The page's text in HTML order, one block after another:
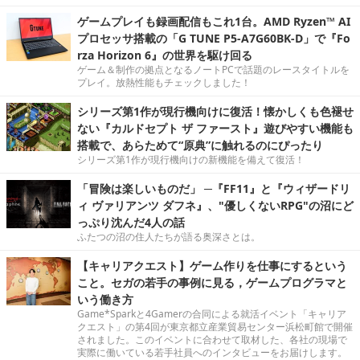
ゲームプレイも録画配信もこれ1台。AMD Ryzen™ AI
プロセッサ搭載の「G TUNE P5-A7G60BK-D」で『Fo
rza Horizon 6』の世界を駆け回る
ゲーム＆制作の拠点となるノートPCで話題のレースタイトルを
プレイ。放熱性能もチェックしました！
シリーズ第1作が現行機向けに復活！懐かしくも色褪せ
ない『カルドセプト ザ ファースト』遊びやすい機能も
搭載で、あらためて“原典”に触れるのにぴったり
シリーズ第1作が現行機向けの新機能を備えて復活！
「冒険は楽しいものだ」 ─『FF11』と『ウィザードリ
ィ ヴァリアンツ ダフネ』、"優しくないRPG"の沼にど
っぷり沈んだ4人の話
ふたつの沼の住人たちが語る奥深さとは。
【キャリアクエスト】ゲーム作りを仕事にするという
こと。セガの若手の事例に見る，ゲームプログラマと
いう働き方
Game*Sparkと4Gamerの合同による就活イベント「キャリア
クエスト」の第4回が東京都立産業貿易センター浜松町館で開催
されました。このイベントに合わせて取材した、各社の現場で
実際に働いている若手社員へのインタビューをお届けします。